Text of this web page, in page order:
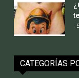
CATEGORÍAS